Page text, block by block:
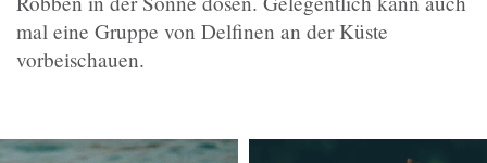
mal eine Gruppe von Delfinen an der Küste
vorbeischauen.